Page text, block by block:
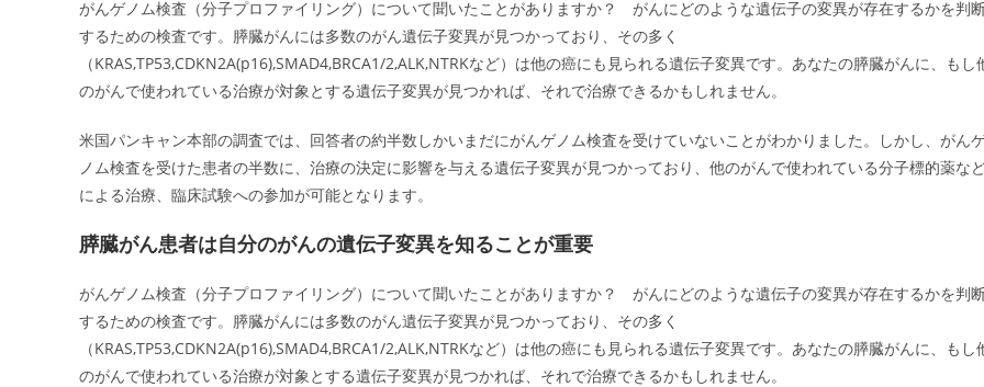
がんゲノム検査（分子プロファイリング）について聞いたことがありますか？ がんにどのような遺伝子の変異が存在するかを判
するための検査です。膵臓がんには多数のがん遺伝子変異が見つかっており、その多く
（KRAS,TP53,CDKN2A(p16),SMAD4,BRCA1/2,ALK,NTRKなど）は他の癌にも見られる遺伝子変異です。あなたの膵臓がんに、もし
のがんで使われている治療が対象とする遺伝子変異が見つかれば、それで治療できるかもしれません。
米国パンキャン本部の調査では、回答者の約半数しかいまだにがんゲノム検査を受けていないことがわかりました。しかし、がん
ノム検査を受けた患者の半数に、治療の決定に影響を与える遺伝子変異が見つかっており、他のがんで使われている分子標的薬な
による治療、臨床試験への参加が可能となります。
膵臓がん患者は自分のがんの遺伝子変異を知ることが重要
がんゲノム検査（分子プロファイリング）について聞いたことがありますか？ がんにどのような遺伝子の変異が存在するかを判
するための検査です。膵臓がんには多数のがん遺伝子変異が見つかっており、その多く
（KRAS,TP53,CDKN2A(p16),SMAD4,BRCA1/2,ALK,NTRKなど）は他の癌にも見られる遺伝子変異です。あなたの膵臓がんに、もし
のがんで使われている治療が対象とする遺伝子変異が見つかれば、それで治療できるかもしれません。